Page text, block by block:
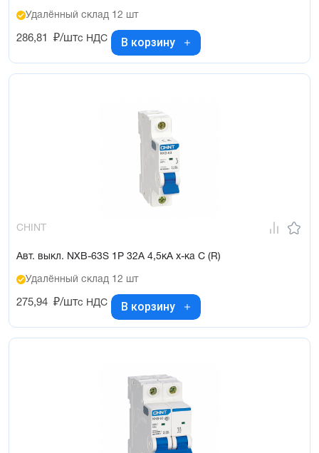
Удалённый склад 12 шт
286,81 ₽/штс НДС В корзину
CHINT
Авт. выкл. NXB-63S 1P 32А 4,5кА х-ка C (R)
Удалённый склад 12 шт
275,94 ₽/штс НДС В корзину